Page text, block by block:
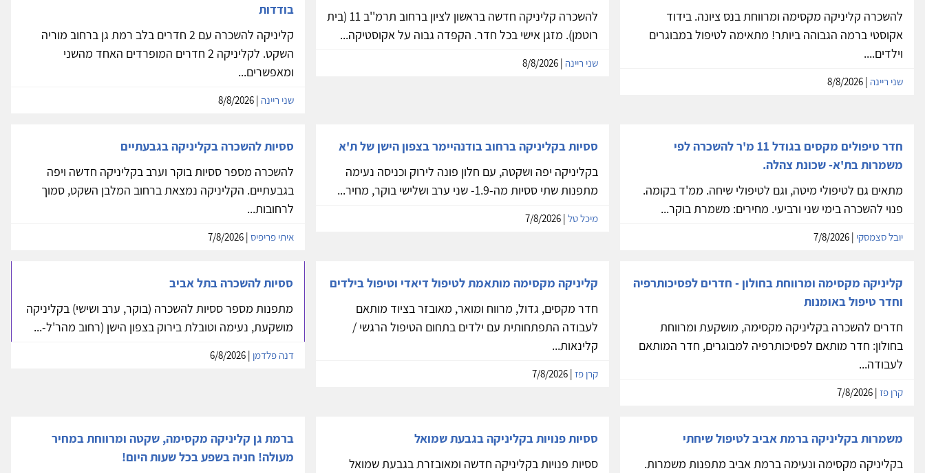
להשכרה קליניקה מקסימה ומרווחת בנס ציונה. בידוד
אקוסטי ברמה הגבוהה ביותר! מתאימה לטיפול במבוגרים
וילדים....
שני ריינה
להשכרה קליניקה חדשה בראשון לציון ברחוב תרמ''ב 11 (בית
רוטמן). מזגן אישי בכל חדר. הקפדה גבוה על אקוסטיקה...
שני ריינה
בודדות
קליניקה להשכרה עם 2 חדרים בלב רמת גן ברחוב מוריה
השקט. לקליניקה 2 חדרים המופרדים האחד מהשני
ומאפשרים...
שני ריינה | 8/8/2026
חדר טיפולים מקסים בגודל 11 מ'ר להשכרה לפי
משמרות בת'א- שכונת צהלה.
מתאים גם לטיפולי מיטה, וגם לטיפולי שיחה. ממ'ד בקומה.
פנוי להשכרה בימי שני ורביעי. מחירים: משמרת בוקר...
יובל סצמסקי
ססיות בקליניקה ברחוב בודנהיימר בצפון הישן של ת'א
בקליניקה יפה ושקטה, עם חלון פונה לירוק וכניסה נעימה
מתפנות שתי ססיות מה-1.9- שני ערב ושלישי בוקר, מחיר...
מיכל טל| 7/8/2026
ססיות להשכרה בקליניקה בגבעתיים
להשכרה מספר ססיות בוקר וערב בקליניקה חדשה ויפה
בגבעתיים. הקליניקה נמצאת ברחוב המלבן השקט, סמוך
לרחובות...
איתי פריפיס | 7/8/2026
קליניקה מקסימה ומרווחת בחולון - חדרים לפסיכותרפיה
וחדר טיפול באומנות
חדרים להשכרה בקליניקה מקסימה, מושקעת ומרווחת
בחולון: חדר מותאם לפסיכותרפיה למבוגרים, חדר המותאם
לעבודה...
קרן פז
קליניקה מקסימה מותאמת לטיפול דיאדי וטיפול בילדים
חדר מקסים, גדול, מרווח ומואר, מאובזר בציוד מותאם
לעבודה התפתחותית עם ילדים בתחום הטיפול הרגשי /
קלינאות...
קרן פז| 7/8/2026
ססיות להשכרה בתל אביב
מתפנות מספר ססיות להשכרה (בוקר, ערב ושישי) בקליניקה
מושקעת, נעימה וטובלת בירוק בצפון הישן (רחוב מהר'ל-...
דנה פלדמן | 6/8/2026
משמרות בקליניקה ברמת אביב לטיפול שיחתי
בקליניקה מקסימה ונעימה ברמת אביב מתפנות משמרות.
ססיות פנויות בקליניקה בגבעת שמואל
ססיות פנויות בקליניקה חדשה ומאובזרת בגבעת שמואל
ברמת גן קליניקה מקסימה, שקטה ומרווחת במחיר
מעולה! חניה בשפע בכל שעות היום!